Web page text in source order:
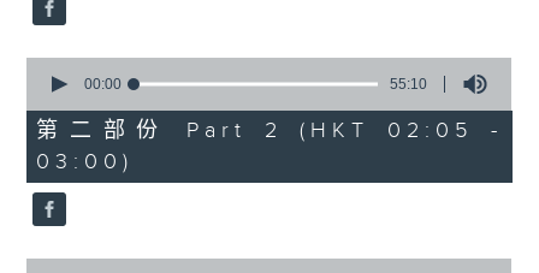
seconds
55
minutes,
10
seconds
00:00 55:10
第二部份 Part 2 (HKT 02:05 -
03:00)